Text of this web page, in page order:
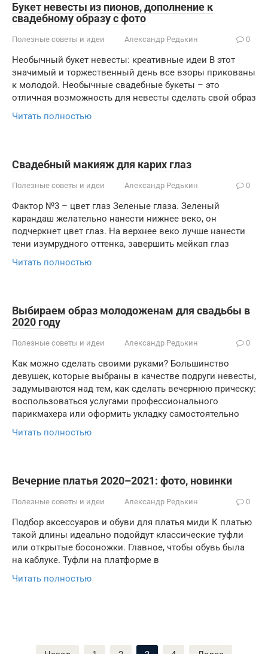
Букет невесты из пионов, дополнение к
свадебному образу с фото
Полезные советы и идеи Александр Редькин 0
Необычный букет невесты: креативные идеи В этот
значимый и торжественный день все взоры прикованы
к молодой. Необычные свадебные букеты – это
отличная возможность для невесты сделать свой образ
Читать полностью
Свадебный макияж для карих глаз
Полезные советы и идеи Александр Редькин 0
Фактор №3 – цвет глаз Зеленые глаза. Зеленый
карандаш желательно нанести нижнее веко, он
подчеркнет цвет глаз. На верхнее веко лучше нанести
тени изумрудного оттенка, завершить мейкап глаз
Читать полностью
Выбираем образ молодоженам для свадьбы в
2020 году
Полезные советы и идеи Александр Редькин 0
Как можно сделать своими руками? Большинство
девушек, которые выбраны в качестве подруги невесты,
задумываются над тем, как сделать вечернюю прическу:
воспользоваться услугами профессионального
парикмахера или оформить укладку самостоятельно
Читать полностью
Вечерние платья 2020–2021: фото, новинки
Полезные советы и идеи Александр Редькин 0
Подбор аксессуаров и обуви для платья миди К платью
такой длины идеально подойдут классические туфли
или открытые босоножки. Главное, чтобы обувь была
на каблуке. Туфли на платформе в
Читать полностью
Пагинация